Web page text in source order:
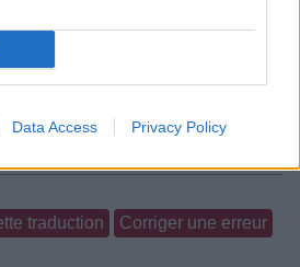
Data Access Privacy Policy
Téléchargement
Vidéos
traduction Corriger une erreur